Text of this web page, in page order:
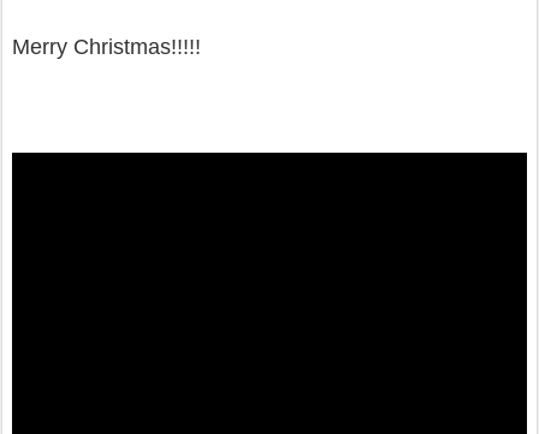
Merry Christmas!!!!!